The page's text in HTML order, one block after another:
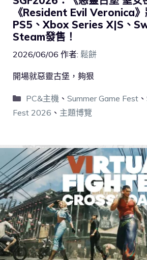
《Resident Evil Veronica
PS5、Xbox Series X|S、
Steam發售！
2026/06/06 作者: 鬆餅
開場就惡靈古堡，夠狠
PC&主機、 Summer Game Fest、
Fest 2026 、 主題博覽